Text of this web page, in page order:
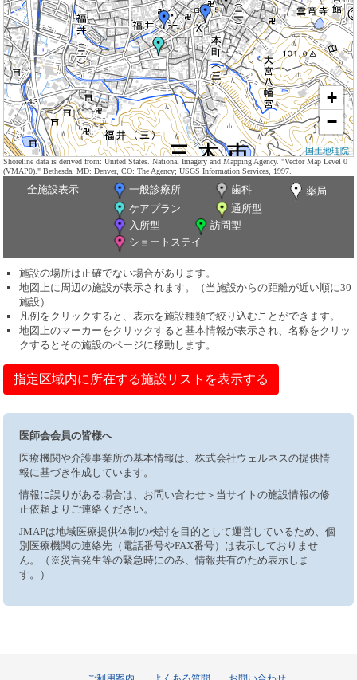
+
−
国土地理院
Shoreline data is derived from: United States. National Imagery and Mapping Agency. "Vector Map Level 0
(VMAP0)." Bethesda, MD: Denver, CO: The Agency; USGS Information Services, 1997.
全施設表示 一般診療所 歯科
薬局
ケアプラン
通所型
入所型
訪問型
ショートステイ
施設の場所は正確でない場合があります。
地図上に周辺の施設が表示されます。（当施設からの距離が近い順に30
施設）
凡例をクリックすると、表示を施設種類で絞り込むことができます。
地図上のマーカーをクリックすると基本情報が表示され、名称をクリッ
クするとその施設のページに移動します。
指定区域内に所在する施設リストを表示する
医師会会員の皆様へ
医療機関や介護事業所の基本情報は、株式会社ウェルネスの提供情
報に基づき作成しています。
情報に誤りがある場合は、お問い合わせ＞当サイトの施設情報の修
正依頼よりご連絡ください。
JMAPは地域医療提供体制の検討を目的として運営しているため、個
別医療機関の連絡先（電話番号やFAX番号）は表示しておりませ
ん。（※災害発生等の緊急時にのみ、情報共有のため表示しま
す。）